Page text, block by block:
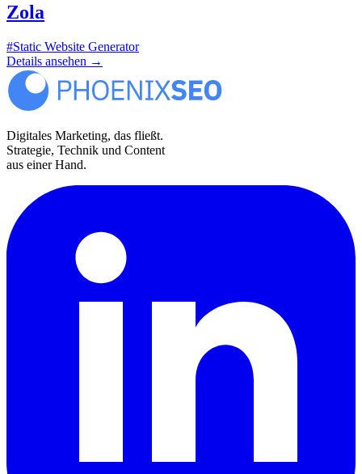
Zola
#Static Website Generator
Details ansehen →
Digitales Marketing, das fließt.
Strategie, Technik und Content
aus einer Hand.